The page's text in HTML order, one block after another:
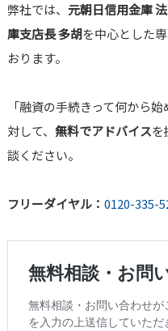
弊社では、 元朝日信用金庫
庫支店長 多胡を中心とした専
おります。
「融資の手続きって何から
対して、 無料でアドバイスを
談ください。
フリーダイヤル： 0120-335-